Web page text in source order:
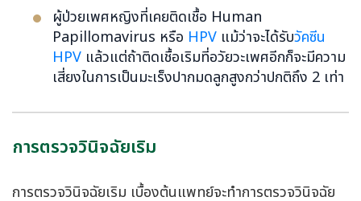
ผู้ป่วยเพศหญิงที่เคยติดเชื้อ Human
Papillomavirus หรือ HPV แม้ว่าจะได้รับวัคซีน
HPV แล้วแต่ถ้าติดเชื้อเริมที่อวัยวะเพศอีกก็จะมีความ
เสี่ยงในการเป็นมะเร็งปากมดลูกสูงกว่าปกติถึง 2 เท่า
การตรวจวินิจฉัยเริม
การตรวจวินิจฉัยเริม เบื้องต้นแพทย์จะทำการตรวจวินิจฉัย